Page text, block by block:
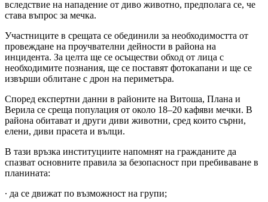
вследствие на нападение от диво животно, предполага се, че
става въпрос за мечка.
Участниците в срещата се обединили за необходимостта от
провеждане на проучвателни дейности в района на
инцидента. За целта ще се осъществи обход от лица с
необходимите познания, ще се поставят фотокапани и ще се
извърши облитане с дрон на периметъра.
Според експертни данни в районите на Витоша, Плана и
Верила се среща популация от около 18–20 кафяви мечки. В
района обитават и други диви животни, сред които сърни,
елени, диви прасета и вълци.
В тази връзка институциите напомнят на гражданите да
спазват основните правила за безопасност при пребиваване в
планината:
∙ да се движат по възможност на групи;